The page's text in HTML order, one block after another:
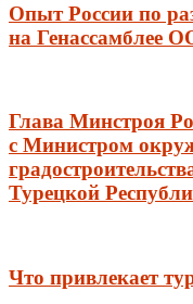
Опыт России по
на Генассамблее
Глава Минстроя
с Министром
Турецкой
Что привлекает